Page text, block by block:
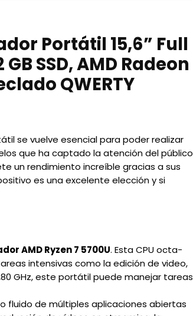
Portátil 15,6” Full
GB SSD, AMD Radeon
QWERTY
se vuelve esencial para poder realizar
que ha captado la atención del público
un rendimiento increíble gracias a sus
es una excelente elección y si
AMD Ryzen 7 5700U. Esta CPU octa-
intensivas como la edición de video,
GHz, este portátil puede manejar tareas
fluido de múltiples aplicaciones abiertas